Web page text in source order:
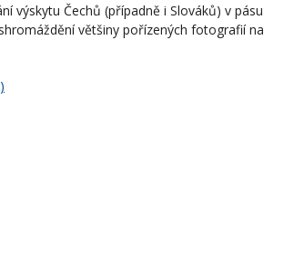
výskytu Čechů (případně i Slováků) v pásu
většiny pořízených fotografií na